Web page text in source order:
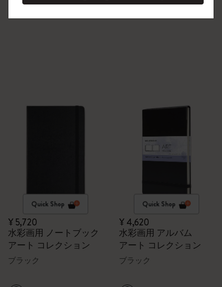
Quick Shop
¥ 5,720
水彩画用 ノートブック
アート コレクション
ブラック
Quick Shop
¥ 4,620
水彩画用 アルバム
アート コレクション
ブラック